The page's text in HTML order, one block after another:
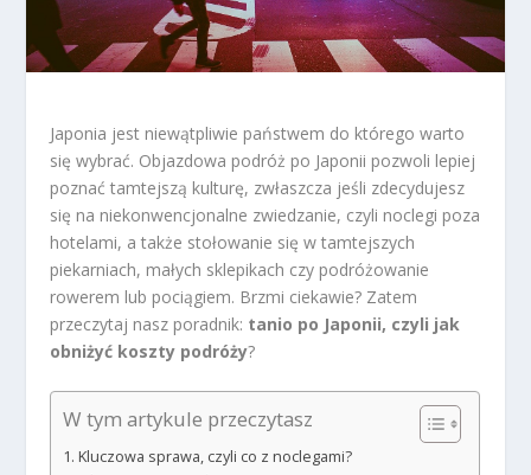
Japonia jest niewątpliwie państwem do którego warto
się wybrać. Objazdowa podróż po Japonii pozwoli lepiej
poznać tamtejszą kulturę, zwłaszcza jeśli zdecydujesz
się na niekonwencjonalne zwiedzanie, czyli noclegi poza
hotelami, a także stołowanie się w tamtejszych
piekarniach, małych sklepikach czy podróżowanie
rowerem lub pociągiem. Brzmi ciekawie? Zatem
przeczytaj nasz poradnik: tanio po Japonii, czyli jak
obniżyć koszty podróży?
W tym artykule przeczytasz
Kluczowa sprawa, czyli co z noclegami?